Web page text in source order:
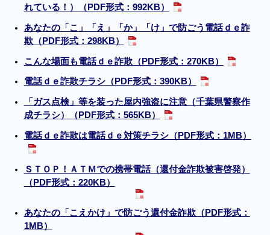
れている！） （PDF形式：992KB）
あなたの「こ」「え」「か」「け」で防ごう電話ｄｅ詐
欺（PDF形式：298KB）
こんな場面も電話ｄｅ詐欺（PDF形式：270KB）
電話ｄｅ詐欺チラシ（PDF形式：390KB）
「ガス点検」等を装った屋内強盗に注意（千葉県警察作
成チラシ）（PDF形式：565KB）
電話ｄｅ詐欺は電話ｄｅ対策チラシ（PDF形式：1MB）
ＳＴＯＰ！ＡＴＭでの携帯電話（還付金詐欺被害啓発）
（PDF形式：220KB）
あなたの「こえかけ」で防ごう還付金詐欺（PDF形式：
1MB）